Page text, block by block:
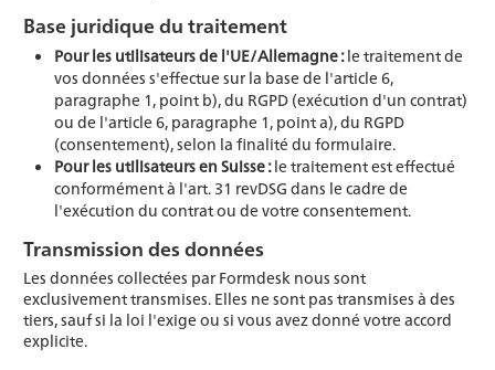
Base juridique du traitement
Pour les utilisateurs de l'UE/Allemagne :le traitement de
vos données s'effectue sur la base de l'article 6,
paragraphe 1, point b), du RGPD (exécution d'un contrat)
ou de l'article 6, paragraphe 1, point a), du RGPD
(consentement), selon la finalité du formulaire.
Pour les utilisateurs en Suisse :le traitement est effectué
conformément à l'art. 31 revDSG dans le cadre de
l'exécution du contrat ou de votre consentement.
Transmission des données
Les données collectées par Formdesk nous sont
exclusivement transmises. Elles ne sont pas transmises à des
tiers, sauf si la loi l'exige ou si vous avez donné votre accord
explicite.